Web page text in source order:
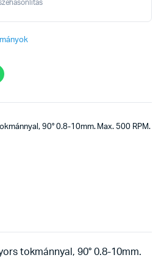
90° 0.8-10mm. Max. 500 RPM.
tokmánnyal, 90° 0.8-10mm.